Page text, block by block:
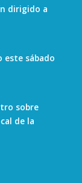
dirigido a
este sábado
sobre
de la